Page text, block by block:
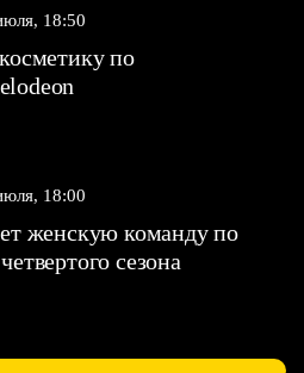
18:50
по
18:00
женскую команду по
сезона